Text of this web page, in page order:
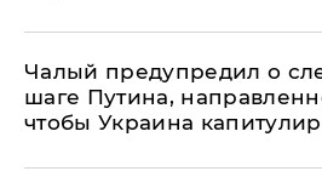
Чалый предупредил о
шаге Путина,
чтобы Украина